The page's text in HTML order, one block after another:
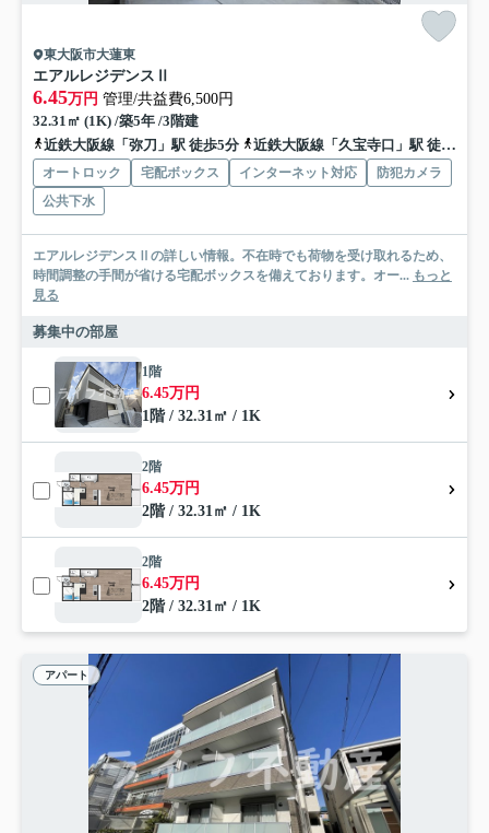
東大阪市大蓮東
エアルレジデンスⅡ
6.45万円 管理/共益費6,500円
32.31㎡ (1K) /築5年 /3階建
近鉄大阪線「弥刀」駅 徒歩5分
近鉄大阪線「久宝寺口」駅 徒歩13分
オートロック 宅配ボックス インターネット対応
防犯カメラ
公共下水
エアルレジデンスⅡの詳しい情報。不在時でも荷物を受け取れるため、
時間調整の手間が省ける宅配ボックスを備えております。オー... もっと
見る
募集中の部屋
1階
6.45万円
1階 / 32.31㎡ / 1K
2階
6.45万円
2階 / 32.31㎡ / 1K
2階
6.45万円
2階 / 32.31㎡ / 1K
アパート